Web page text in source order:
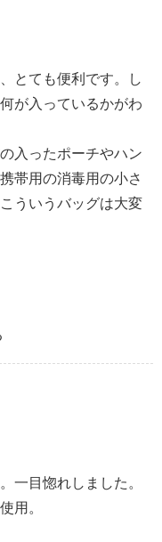
とても便利です。し
が入っているかがわ
入ったポーチやハン
帯用の消毒用の小さ
ういうバッグは大変
一目惚れしました。
用。